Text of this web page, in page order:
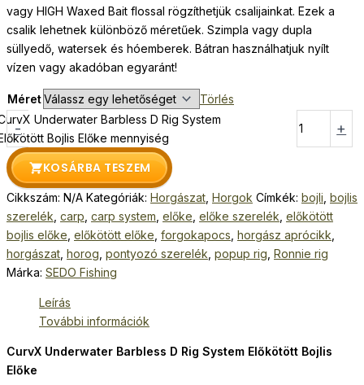
vagy HIGH Waxed Bait flossal rögzíthetjük csalijainkat. Ezek a
csalik lehetnek különböző méretűek. Szimpla vagy dupla
süllyedő, watersek és hóemberek. Bátran használhatjuk nyílt
vízen vagy akadóban egyaránt!
Méret Törlés
-
Underwater Barbless D Rig System
Bojlis Előke mennyiség
+
KOSÁRBA TESZEM
Cikkszám: N/A Kategóriák: Horgászat, Horgok Címkék: bojli, bojlis
szerelék, carp, carp system, előke, előke szerelék, előkötött
bojlis előke, előkötött előke, forgokapocs, horgász aprócikk,
horgászat, horog, pontyozó szerelék, popup rig, Ronnie rig
Márka: SEDO Fishing
Leírás
További információk
CurvX Underwater Barbless D Rig System Előkötött Bojlis
Előke